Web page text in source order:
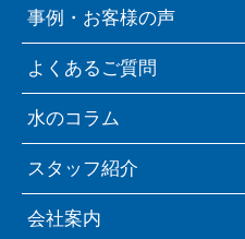
事例・お客様の声
よくあるご質問
水のコラム
スタッフ紹介
会社案内